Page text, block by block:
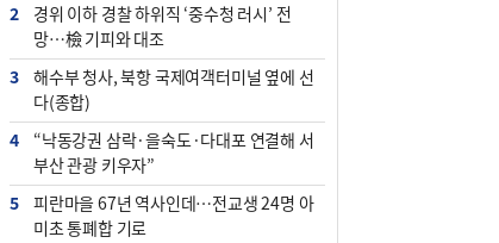
2
경위 이하 경찰 하위직 ‘중수청 러시’ 전
망…檢 기피와 대조
3
해수부 청사, 북항 국제여객터미널 옆에 선
다(종합)
4
“낙동강권 삼락·을숙도·다대포 연결해 서
부산 관광 키우자”
5
피란마을 67년 역사인데…전교생 24명 아
미초 통폐합 기로